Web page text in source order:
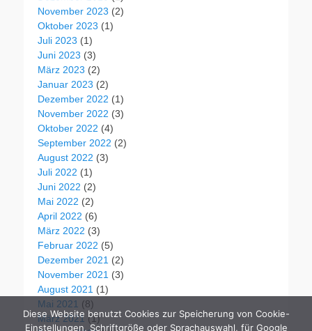
November 2023 (2)
Oktober 2023 (1)
Juli 2023 (1)
Juni 2023 (3)
März 2023 (2)
Januar 2023 (2)
Dezember 2022 (1)
November 2022 (3)
Oktober 2022 (4)
September 2022 (2)
August 2022 (3)
Juli 2022 (1)
Juni 2022 (2)
Mai 2022 (2)
April 2022 (6)
März 2022 (3)
Februar 2022 (5)
Dezember 2021 (2)
November 2021 (3)
August 2021 (1)
Mai 2021 (8)
März 2021 (1)
Diese Website benutzt Cookies zur Speicherung von Cookie-
Einstellungen, Schriftgröße oder Sprachauswahl, für Google